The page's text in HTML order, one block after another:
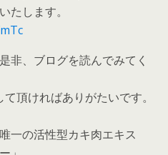
たします。
非、ブログを読んでみてく
頂ければありがたいです。
一の活性型カキ肉エキス